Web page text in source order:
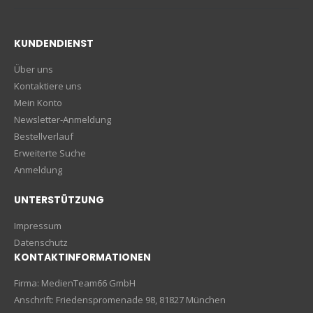
KUNDENDIENST
Über uns
Kontaktiere uns
Mein Konto
Newsletter-Anmeldung
Bestellverlauf
Erweiterte Suche
Anmeldung
UNTERSTÜTZUNG
Impressum
Datenschutz
KONTAKTINFORMATIONEN
Firma: MedienTeam66 GmbH
Anschrift: Friedenspromenade 98, 81827 München